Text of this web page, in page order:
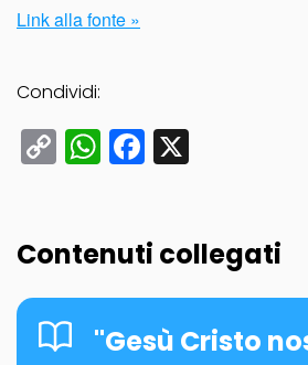
Link alla fonte »
Condividi:
Copy
Link
WhatsApp
Facebook
Contenuti collegati
"Gesù Cristo